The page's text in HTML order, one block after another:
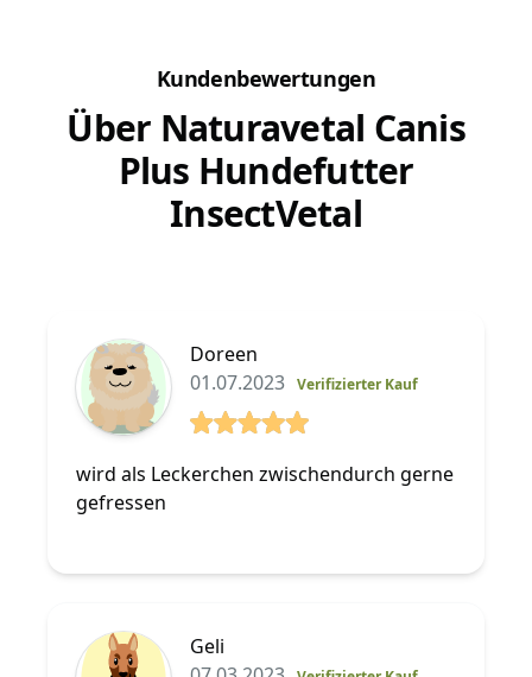
Kundenbewertungen
Über Naturavetal Canis
Plus Hundefutter
InsectVetal
Doreen
01.07.2023 Verifizierter Kauf
wird als Leckerchen zwischendurch gerne
gefressen
Geli